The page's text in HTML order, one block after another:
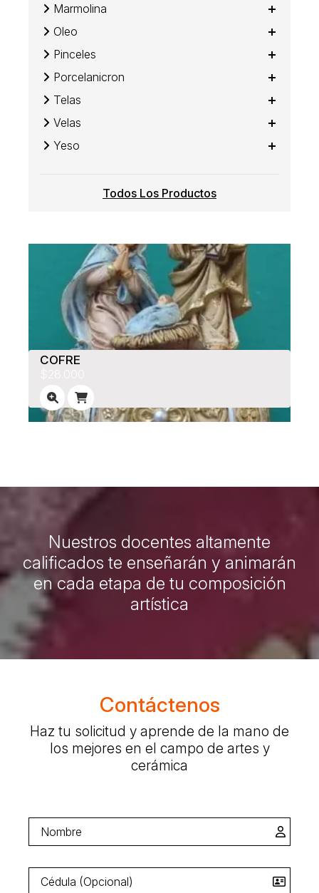
Marmolina
Oleo
Pinceles
Porcelanicron
Telas
Velas
Yeso
Todos Los Productos
COFRE
Nuestros docentes altamente
calificados te enseñarán y animarán
en cada etapa de tu composición
artística
Contáctenos
Haz tu solicitud y aprende de la mano de
los mejores en el campo de artes y
cerámica